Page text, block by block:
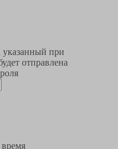
указанный при
отправлена